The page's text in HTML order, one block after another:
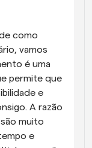
como
vamos
é uma
permite que
e
A razão
muito
e